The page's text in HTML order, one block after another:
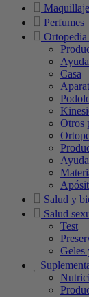
Maquillaje
Perfumes
Ortopedia
Casa
Otros
Salud y
Salud
Test
Geles